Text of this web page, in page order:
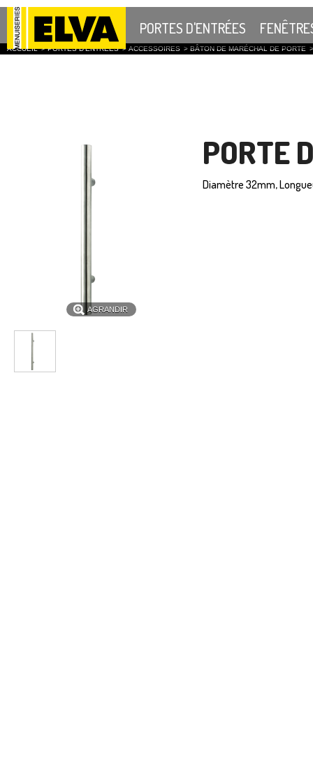
PORTES D'ENTRÉES
ACCUEIL > PORTES D'ENTRÉES > ACCESSOIRES > BÂTON DE MARÉCHAL DE PORTE >
AGRANDIR
PORTE
Diamètre 32mm,